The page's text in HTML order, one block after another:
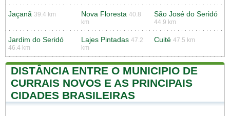
Jaçanã 39.4 km Nova Floresta 40.8
km
São José do Seridó
44.9 km
Jardim do Seridó
46.4 km
Lajes Pintadas 47.2
km
Cuité 47.5 km
DISTÂNCIA ENTRE O MUNICIPIO DE
CURRAIS NOVOS E AS PRINCIPAIS
CIDADES BRASILEIRAS